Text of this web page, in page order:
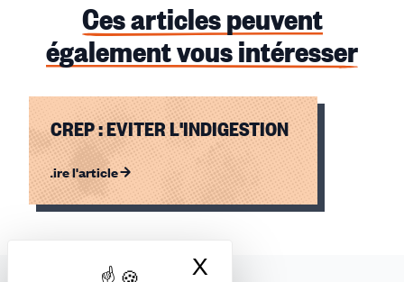
X
Ces articles peuvent
également vous intéresser
CREP : EVITER L'INDIGESTION
Lire l'article
Élément